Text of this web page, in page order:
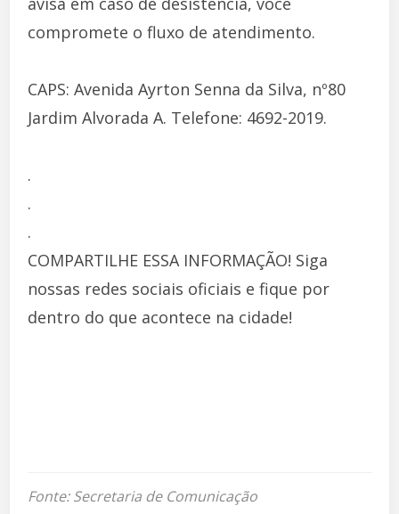
compromete o fluxo de atendimento.
CAPS: Avenida Ayrton Senna da Silva, nº80
Jardim Alvorada A. Telefone: 4692-2019.
.
.
.
COMPARTILHE ESSA INFORMAÇÃO! Siga
nossas redes sociais oficiais e fique por
dentro do que acontece na cidade!
Fonte: Secretaria de Comunicação